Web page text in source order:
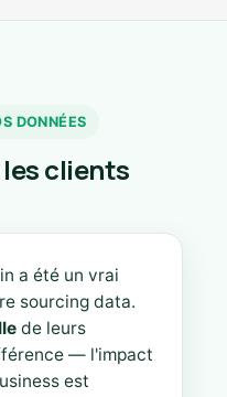
DONNÉES
clients
a été un vrai
sourcing data.
de leurs
— l'impact
est